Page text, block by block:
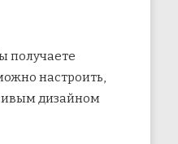
получаете
настроить,
дизайном